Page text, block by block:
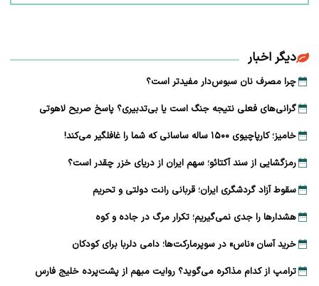
دیگر اخبار
چرا مصرف نان سبوس‌دار مفیدتر است؟
گرانی‌های فعلی نتیجه جنگ است یا بی‌تدبیری؟ پاسخ صریح لاهوتی
خامیز؛ کارپاچیوی ۱۵۰۰ ساله ساسانی که شما را غافلگیر می‌کند!
رمزگشایی از سند آکتائو؛ سهم ایران از دریای خزر چقدر است؟
سقوط آزاد گردشگری ایران؛ قربانی رانت دولتی و تحریم
هشدارها را جدی نمی‌گیریم؛ تکرار مرگ در جاده و کوه
خرید آسان «ناس» در سوپرمارکت‌ها؛ دامی دلربا برای کودکان
ترامپ از کدام مذاکره می‌گوید؟ روایت مبهم از پشت‌پرده خلیج فارس